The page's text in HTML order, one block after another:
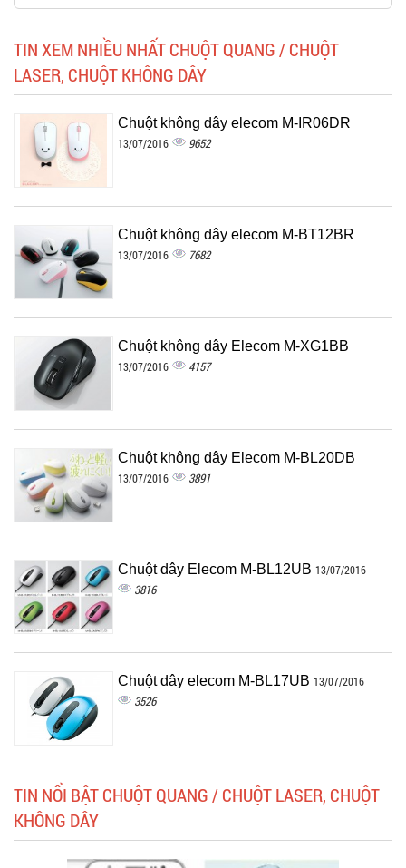
TIN XEM NHIỀU NHẤT CHUỘT QUANG / CHUỘT
LASER, CHUỘT KHÔNG DÂY
Chuột không dây elecom M-IR06DR
13/07/2016 9652
Chuột không dây elecom M-BT12BR
13/07/2016 7682
Chuột không dây Elecom M-XG1BB
13/07/2016 4157
Chuột không dây Elecom M-BL20DB
13/07/2016 3891
Chuột dây Elecom M-BL12UB 13/07/2016
3816
Chuột dây elecom M-BL17UB 13/07/2016
3526
TIN NỔI BẬT CHUỘT QUANG / CHUỘT LASER, CHUỘT
KHÔNG DÂY